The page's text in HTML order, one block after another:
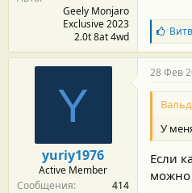
Geely Monjaro
Exclusive 2023
2.0t 8at 4wd
Б
л
а
г
о
д
а
н
с
т
Y
yuriy1976
Active Member
Сообщения
414
28 Фев
У
Если
можно